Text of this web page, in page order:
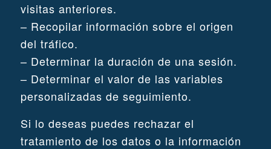
visitas anteriores.
– Recopilar información sobre el origen
del tráfico.
– Determinar la duración de una sesión.
– Determinar el valor de las variables
personalizadas de seguimiento.
Si lo deseas puedes rechazar el
tratamiento de los datos o la información